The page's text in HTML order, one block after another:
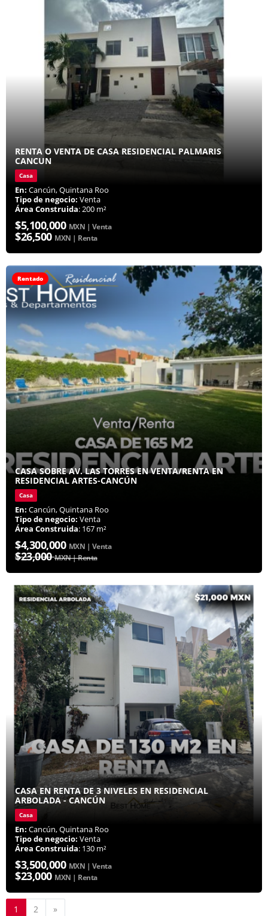
RENTA O VENTA DE CASA RESIDENCIAL PALMARIS
CANCUN
Casa
En: Cancún, Quintana Roo
Tipo de negocio: Venta
Área Construida: 200 m²
$5,100,000 MXN | Venta
$26,500 MXN | Renta
Rentado
CASA SOBRE AV. LAS TORRES EN VENTA/RENTA EN
RESIDENCIAL ARTES-CANCÚN
Casa
En: Cancún, Quintana Roo
Tipo de negocio: Venta
Área Construida: 167 m²
$4,300,000 MXN | Venta
$23,000MXN | Renta
CASA EN RENTA DE 3 NIVELES EN RESIDENCIAL
ARBOLADA - CANCÚN
Casa
En: Cancún, Quintana Roo
Tipo de negocio: Venta
Área Construida: 130 m²
$3,500,000 MXN | Venta
$23,000 MXN | Renta
1 2 »